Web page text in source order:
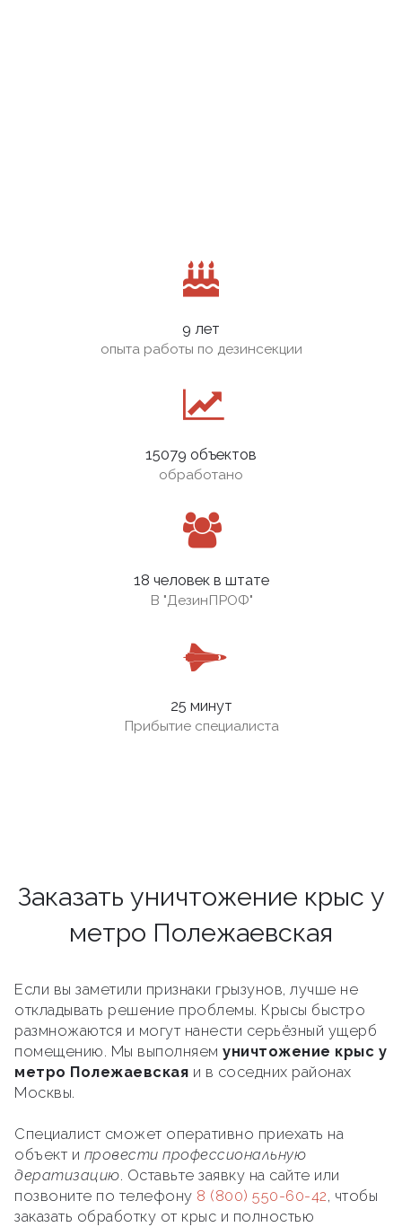
9 лет
опыта работы по дезинсекции
15079 объектов
обработано
18 человек в штате
В "ДезинПРОФ"
25 минут
Прибытие специалиста
Заказать уничтожение крыс у
метро Полежаевская
Если вы заметили признаки грызунов, лучше не
откладывать решение проблемы. Крысы быстро
размножаются и могут нанести серьёзный ущерб
помещению. Мы выполняем уничтожение крыс у
метро Полежаевская и в соседних районах
Москвы.
Специалист сможет оперативно приехать на
объект и провести профессиональную
дератизацию. Оставьте заявку на сайте или
позвоните по телефону 8 (800) 550-60-42, чтобы
заказать обработку от крыс и полностью